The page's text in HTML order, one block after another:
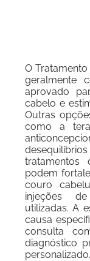
O Tratamento
geralmente
aprovado
cabelo e
Outras
como a
tratamentos
podem
couro
injeções
utilizadas. A
causa
consulta
diagnóstico
personalizado.